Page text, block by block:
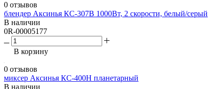
0 отзывов
блендер Аксинья КС-307В 1000Вт, 2 скорости, белый/серый
В наличии
0R-00005177
В корзину
0 отзывов
миксер Аксинья КС-400Н планетарный
В наличии